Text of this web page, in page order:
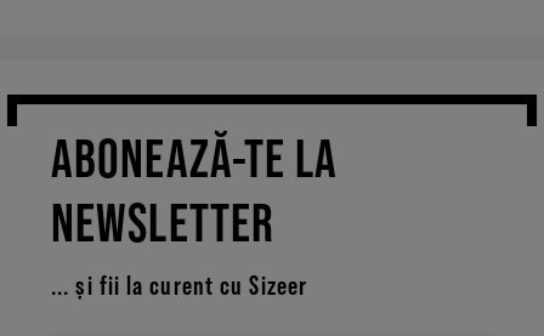
ABONEAZĂ-TE LA
NEWSLETTER
... și fii la curent cu Sizeer